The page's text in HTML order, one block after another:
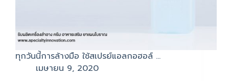
ทุกวันนี้การล้างมือ ใช้สเปรย์แอลกอฮอล์ …
เมษายน 9, 2020